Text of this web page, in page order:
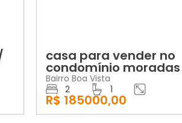
casa para vender no
condomínio moradas
Bairro Boa Vista
2
R$ 185000,00